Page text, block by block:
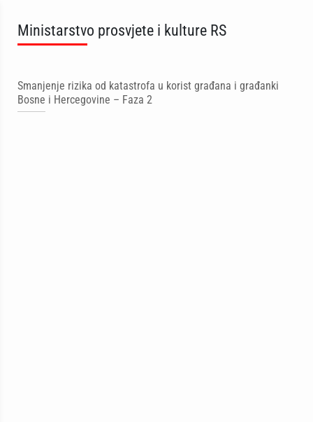
Ministarstvo prosvjete i kulture RS
Smanjenje rizika od katastrofa u korist građana i građanki
Bosne i Hercegovine – Faza 2